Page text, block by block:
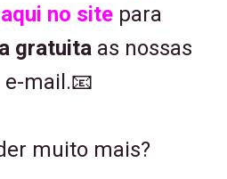
aqui no site para
gratuita as nossas
mail.📧
muito mais?